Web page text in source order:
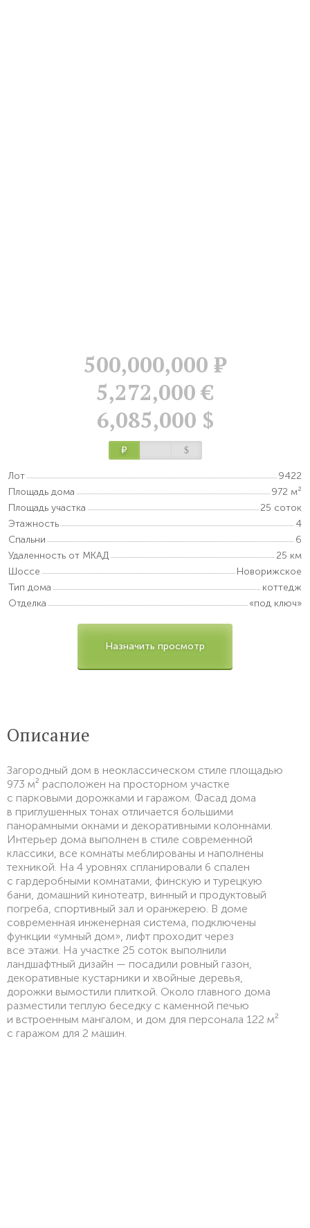
500,000,000 Р
5,272,000 €
6,085,000 $
Р $
Лот
9422
Площадь дома
972 м²
Площадь участка
25 соток
Этажность
4
Спальни
6
Удаленность от МКАД
25 км
Шоссе
Новорижское
Тип дома
коттедж
Отделка
«под ключ»
Назначить просмотр
Описание
Загородный дом в неоклассическом стиле площадью
973 м² расположен на просторном участке
с парковыми дорожками и гаражом. Фасад дома
в приглушенных тонах отличается большими
панорамными окнами и декоративными колоннами.
Интерьер дома выполнен в стиле современной
классики, все комнаты меблированы и наполнены
техникой. На 4 уровнях спланировали 6 спален
с гардеробными комнатами, финскую и турецкую
бани, домашний кинотеатр, винный и продуктовый
погреба, спортивный зал и оранжерею. В доме
современная инженерная система, подключены
функции «умный дом», лифт проходит через
все этажи. На участке 25 соток выполнили
ландшафтный дизайн — посадили ровный газон,
декоративные кустарники и хвойные деревья,
дорожки вымостили плиткой. Около главного дома
разместили теплую беседку с каменной печью
и встроенным мангалом, и дом для персонала 122 м²
с гаражом для 2 машин.